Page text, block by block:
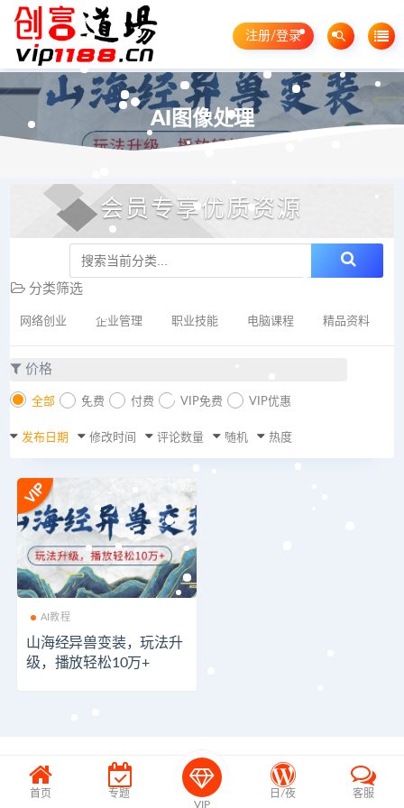
注册/登录
AI图像处理
会员专享优质资源
分类筛选
网络创业 企业管理 职业技能 电脑课程 精品资料
价格
全部 免费 付费 VIP免费 VIP优惠
发布日期 修改时间 评论数量 随机 热度
AI教程
山海经异兽变装，玩法升
级，播放轻松10万+
首页
专题
VIP
日/夜 客服